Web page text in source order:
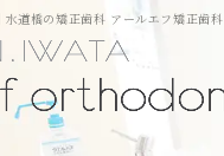
道橋の矯正歯科 アールエフ矯正歯科